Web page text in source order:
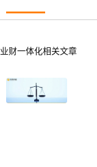
业财一体化相关文章